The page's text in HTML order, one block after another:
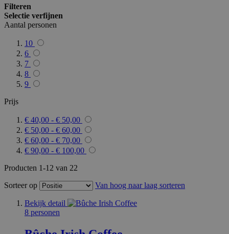
Filteren
Selectie verfijnen
Aantal personen
10
6
7
8
9
Prijs
€ 40,00 - € 50,00
€ 50,00 - € 60,00
€ 60,00 - € 70,00
€ 90,00 - € 100,00
Producten 1-12 van 22
Sorteer op
Van hoog naar laag sorteren
Bekijk detail
8 personen